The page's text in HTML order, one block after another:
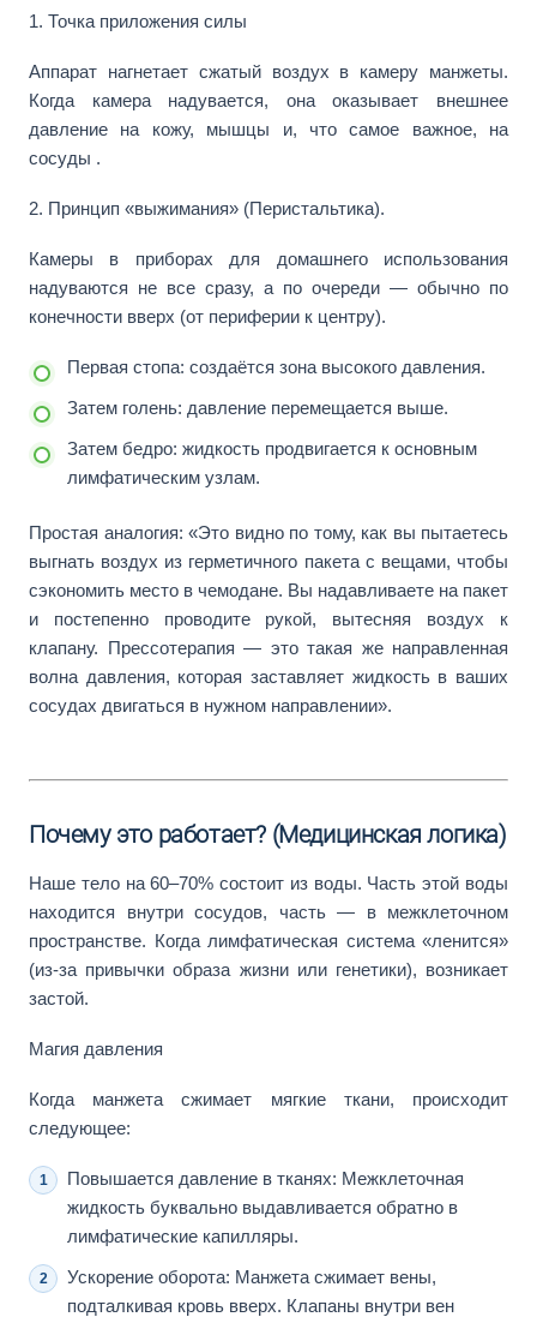
1. Точка приложения силы
Аппарат нагнетает сжатый воздух в камеру манжеты.
Когда камера надувается, она оказывает внешнее
давление на кожу, мышцы и, что самое важное, на
сосуды .
2. Принцип «выжимания» (Перистальтика).
Камеры в приборах для домашнего использования
надуваются не все сразу, а по очереди — обычно по
конечности вверх (от периферии к центру).
Первая стопа: создаётся зона высокого давления.
Затем голень: давление перемещается выше.
Затем бедро: жидкость продвигается к основным
лимфатическим узлам.
Простая аналогия: «Это видно по тому, как вы пытаетесь
выгнать воздух из герметичного пакета с вещами, чтобы
сэкономить место в чемодане. Вы надавливаете на пакет
и постепенно проводите рукой, вытесняя воздух к
клапану. Прессотерапия — это такая же направленная
волна давления, которая заставляет жидкость в ваших
сосудах двигаться в нужном направлении».
Почему это работает? (Медицинская логика)
Наше тело на 60–70% состоит из воды. Часть этой воды
находится внутри сосудов, часть — в межклеточном
пространстве. Когда лимфатическая система «ленится»
(из-за привычки образа жизни или генетики), возникает
застой.
Магия давления
Когда манжета сжимает мягкие ткани, происходит
следующее:
Повышается давление в тканях: Межклеточная
жидкость буквально выдавливается обратно в
лимфатические капилляры.
Ускорение оборота: Манжета сжимает вены,
подталкивая кровь вверх. Клапаны внутри вен